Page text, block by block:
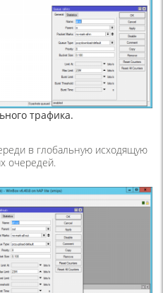
трафика.
в глобальную исходящую
очередей.